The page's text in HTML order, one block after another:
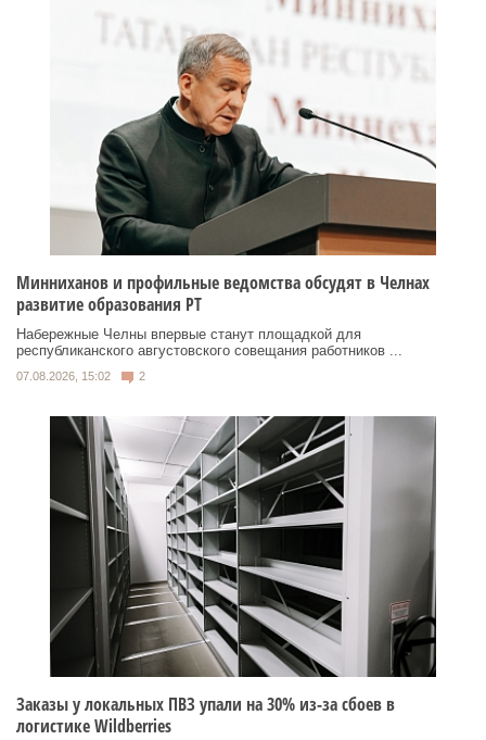
Минниханов и профильные ведомства обсудят в Челнах
развитие образования РТ
Набережные Челны впервые станут площадкой для
республиканского августовского совещания работников ...
07.08.2026, 15:02 2
Заказы у локальных ПВЗ упали на 30% из-за сбоев в
логистике Wildberries